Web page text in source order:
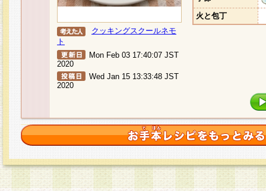
クッキングスクールネモ
ト
Mon Feb 03 17:40:07 JST
2020
Wed Jan 15 13:33:48 JST
2020
火と包丁